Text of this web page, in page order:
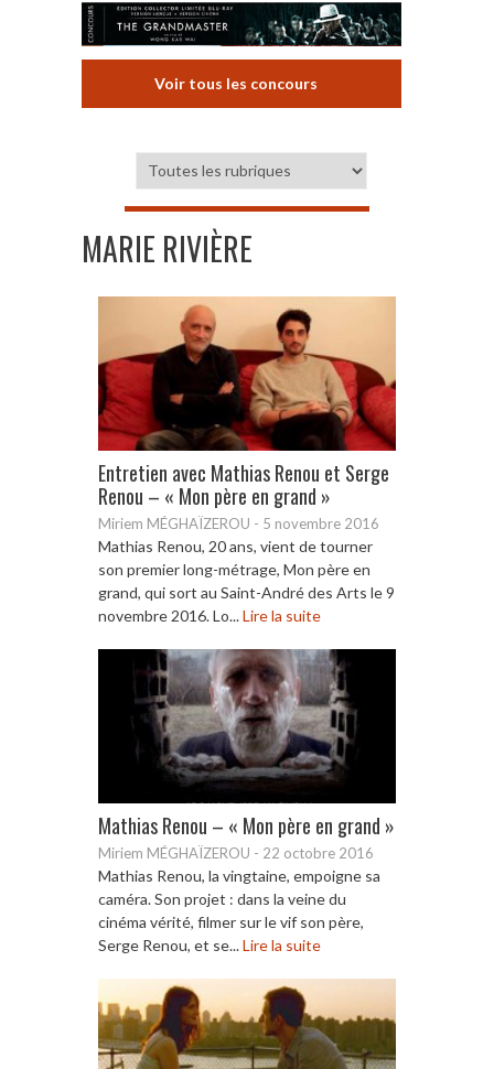
Voir tous les concours
MARIE RIVIÈRE
Entretien avec Mathias Renou et Serge
Renou – « Mon père en grand »
Miriem MÉGHAÏZEROU - 5 novembre 2016
Mathias Renou, 20 ans, vient de tourner
son premier long-métrage, Mon père en
grand, qui sort au Saint-André des Arts le 9
novembre 2016. Lo...Lire la suite
Mathias Renou – « Mon père en grand »
Miriem MÉGHAÏZEROU - 22 octobre 2016
Mathias Renou, la vingtaine, empoigne sa
caméra. Son projet : dans la veine du
cinéma vérité, filmer sur le vif son père,
Serge Renou, et se...Lire la suite